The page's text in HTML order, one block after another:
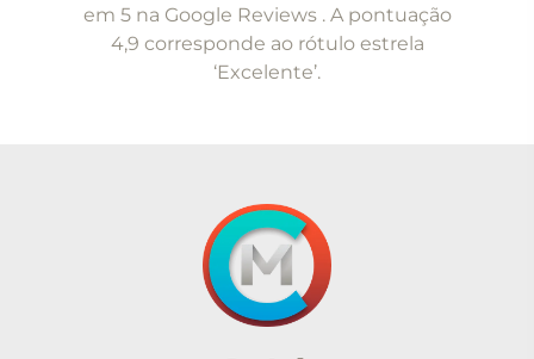
em 5 na Google Reviews . A pontuação
4,9 corresponde ao rótulo estrela
‘Excelente’.